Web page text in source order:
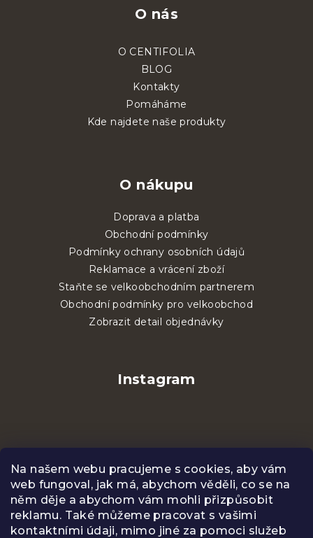
Na našem webu pracujeme s cookies, aby vám
web fungoval, jak má, abychom věděli, co se na
něm děje a abychom vám mohli přizpůsobit
reklamu. Také můžeme pracovat s vašimi
kontaktními údaji, mimo jiné za pomoci služeb
O nás
O CENTIFOLIA
BLOG
Kontakty
Pomáháme
Kde najdete naše produkty
O nákupu
Doprava a platba
Obchodní podmínky
Podmínky ochrany osobních údajů
Reklamace a vrácení zboží
Staňte se velkoobchodním partnerem
Obchodní podmínky pro velkoobchod
Zobrazit detail objednávky
Instagram